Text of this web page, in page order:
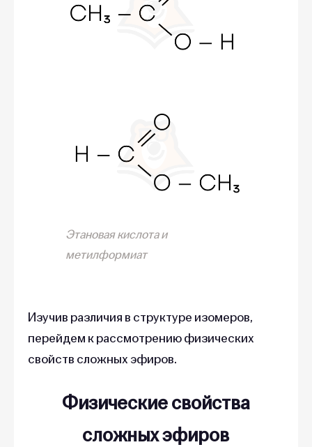
Этановая кислота и
метилформиат
Изучив различия в структуре изомеров,
перейдем к рассмотрению физических
свойств сложных эфиров.
Физические свойства
сложных эфиров